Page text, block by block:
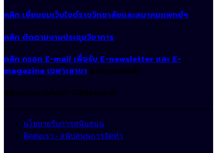
คลิก เยี่ยมชมเว็บไซต์ราชวิทยาลัยและสมาคมแพทย์ฯ
คลิก ติดตามงานประชุมวิชาการ
คลิก กรอก E-mail เพื่อรับ E-newsletter และ E-
magazine เฉพาะสาขา (เฉพาะแพทย์)
สนับสนุนการจัดทำ CIMjournal
นโยบายรับการสนับสนุน
ติดต่อเรา - สนับสนุนการจัดทำ